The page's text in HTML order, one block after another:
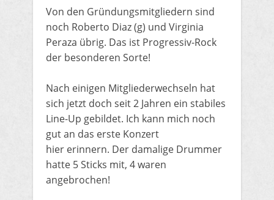
Von den Gründungsmitgliedern sind
noch Roberto Diaz (g) und Virginia
Peraza übrig. Das ist Progressiv-Rock
der besonderen Sorte!
Nach einigen Mitgliederwechseln hat
sich jetzt doch seit 2 Jahren ein stabiles
Line-Up gebildet. Ich kann mich noch
gut an das erste Konzert
hier erinnern. Der damalige Drummer
hatte 5 Sticks mit, 4 waren
angebrochen!